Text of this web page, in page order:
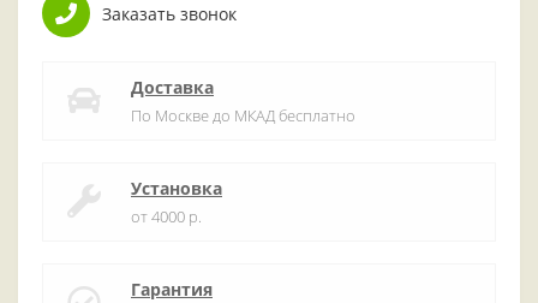
Заказать звонок
Доставка
По Москве до МКАД бесплатно
Установка
от 4000 р.
Гарантия